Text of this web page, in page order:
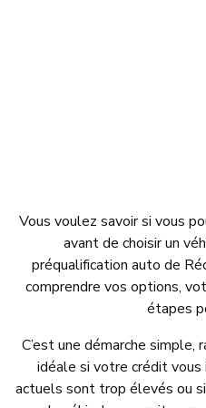
Vous voulez savoir si vous
avant de choisir un
préqualification auto de
comprendre vos options,
étapes
C’est une démarche
idéale si votre crédit
actuels sont trop élevés ou